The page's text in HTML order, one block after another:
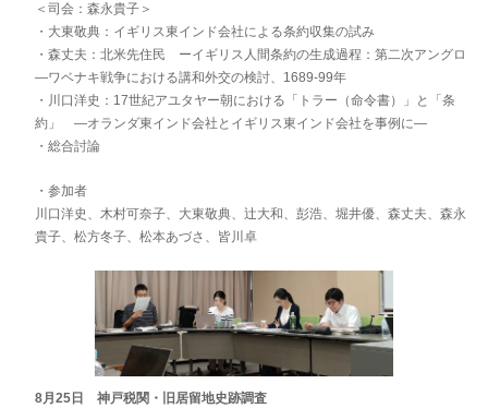
＜司会：森永貴子＞
・大東敬典：イギリス東インド会社による条約収集の試み
・森丈夫：北米先住民 ーイギリス人間条約の生成過程：第二次アングロ
―ワベナキ戦争における講和外交の検討、1689-99年
・川口洋史：17世紀アユタヤー朝における「トラー（命令書）」と「条
約」 ―オランダ東インド会社とイギリス東インド会社を事例に―
・総合討論
・参加者
川口洋史、木村可奈子、大東敬典、辻大和、彭浩、堀井優、森丈夫、森永
貴子、松方冬子、松本あづさ、皆川卓
8月25日 神戸税関・旧居留地史跡調査